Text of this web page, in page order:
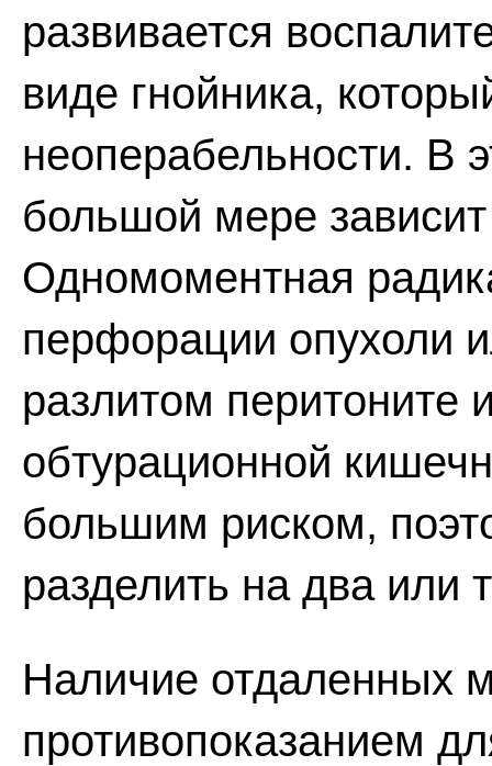
развивается
виде гнойника,
неоперабельности. В
большой мере
Одномоментная
перфорации опухоли
разлитом перитоните
обтурационной
большим риском,
разделить на два или
Наличие отдаленных
противопоказанием